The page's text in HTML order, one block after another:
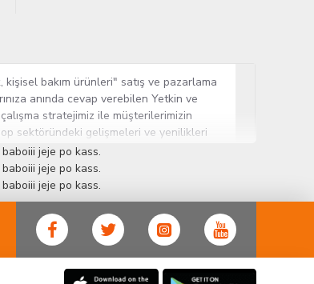
bakım ürünleri" satış ve pazarlama
anında cevap verebilen Yetkin ve
stratejimiz ile müşterilerimizin
sektöründeki gelişmeleri ve yenilikleri
ender mağazalardan biri olması,
hayatında lider ve kalıcı bir yer
jeje po kass.
jeje po kass.
jeje po kass.